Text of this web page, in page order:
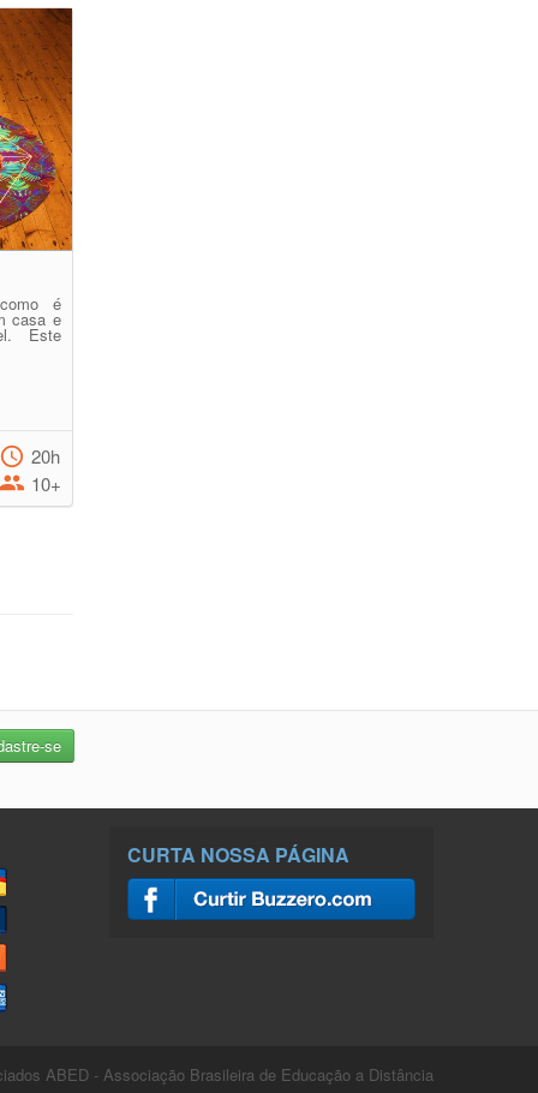
é
casa e
Este
20h
10+
CURTA NOSSA PÁGINA
ABED - Associação Brasileira de Educação a Distância